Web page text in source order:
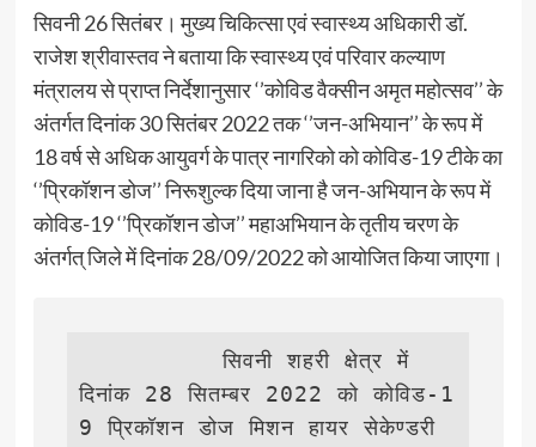
सिवनी 26 सितंबर। मुख्य चिकित्सा एवं स्वास्थ्य अधिकारी डॉ.
राजेश श्रीवास्तव ने बताया कि स्वास्थ्य एवं परिवार कल्याण
मंत्रालय से प्राप्त निर्देशानुसार ‘’कोविड वैक्सीन अमृत महोत्सव’’ के
अंतर्गत दिनांक 30 सितंबर 2022 तक ‘’जन-अभियान’’ के रूप में
18 वर्ष से अधिक आयुवर्ग के पात्र नागरिको को कोविड-19 टीके का
‘’प्रिकॉशन डोज’’ निरूशुल्क दिया जाना है जन-अभियान के रूप में
कोविड-19 ‘’प्रिकॉशन डोज’’ महाअभियान के तृतीय चरण के
अंतर्गत् जिले में दिनांक 28/09/2022 को आयोजित किया जाएगा।
          सिवनी शहरी क्षेत्र में
दिनांक 28 सितम्बर 2022 को कोविड-1
9 प्रिकॉशन डोज मिशन हायर सेकेण्डरी